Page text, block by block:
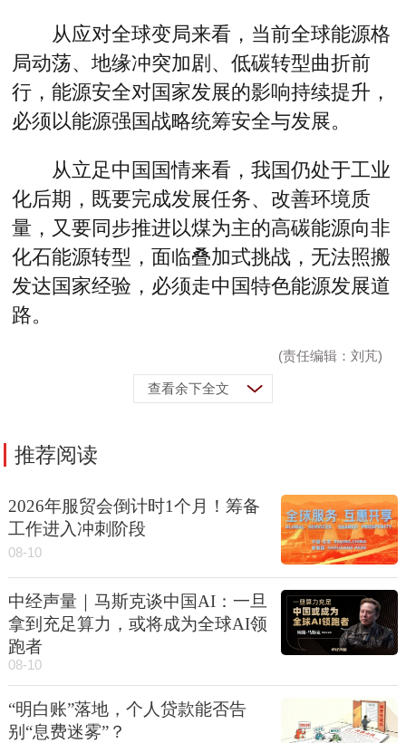
从应对全球变局来看，当前全球能源格
局动荡、地缘冲突加剧、低碳转型曲折前
行，能源安全对国家发展的影响持续提升，
必须以能源强国战略统筹安全与发展。
从立足中国国情来看，我国仍处于工业
化后期，既要完成发展任务、改善环境质
量，又要同步推进以煤为主的高碳能源向非
化石能源转型，面临叠加式挑战，无法照搬
发达国家经验，必须走中国特色能源发展道
路。
(责任编辑：刘芃)
查看余下全文
推荐阅读
2026年服贸会倒计时1个月！筹备
工作进入冲刺阶段
08-10
中经声量｜马斯克谈中国AI：一旦
拿到充足算力，或将成为全球AI领
跑者
08-10
“明白账”落地，个人贷款能否告
别“息费迷雾”？